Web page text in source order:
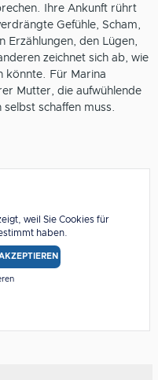
weil Sie Cookies für
haben.
Ihre Ankunft rührt
Gefühle, Scham,
Erzählungen, den Lügen,
zeichnet sich ab, wie
könnte. Für Marina
Mutter, die aufwühlende
selbst schaffen muss.